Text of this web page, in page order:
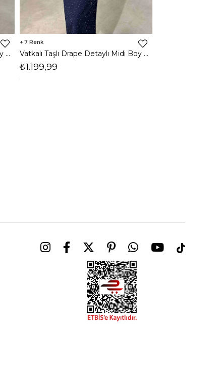
Vatkalı Taşlı Drape Detaylı Midi Boy Kahverengi Jesep Kadın Elbise 26Y282
7
Vatkalı Taşlı Drape Detaylı Midi Boy Lacivert Jesep Kadın Elbise 26Y282
₺1.199,99